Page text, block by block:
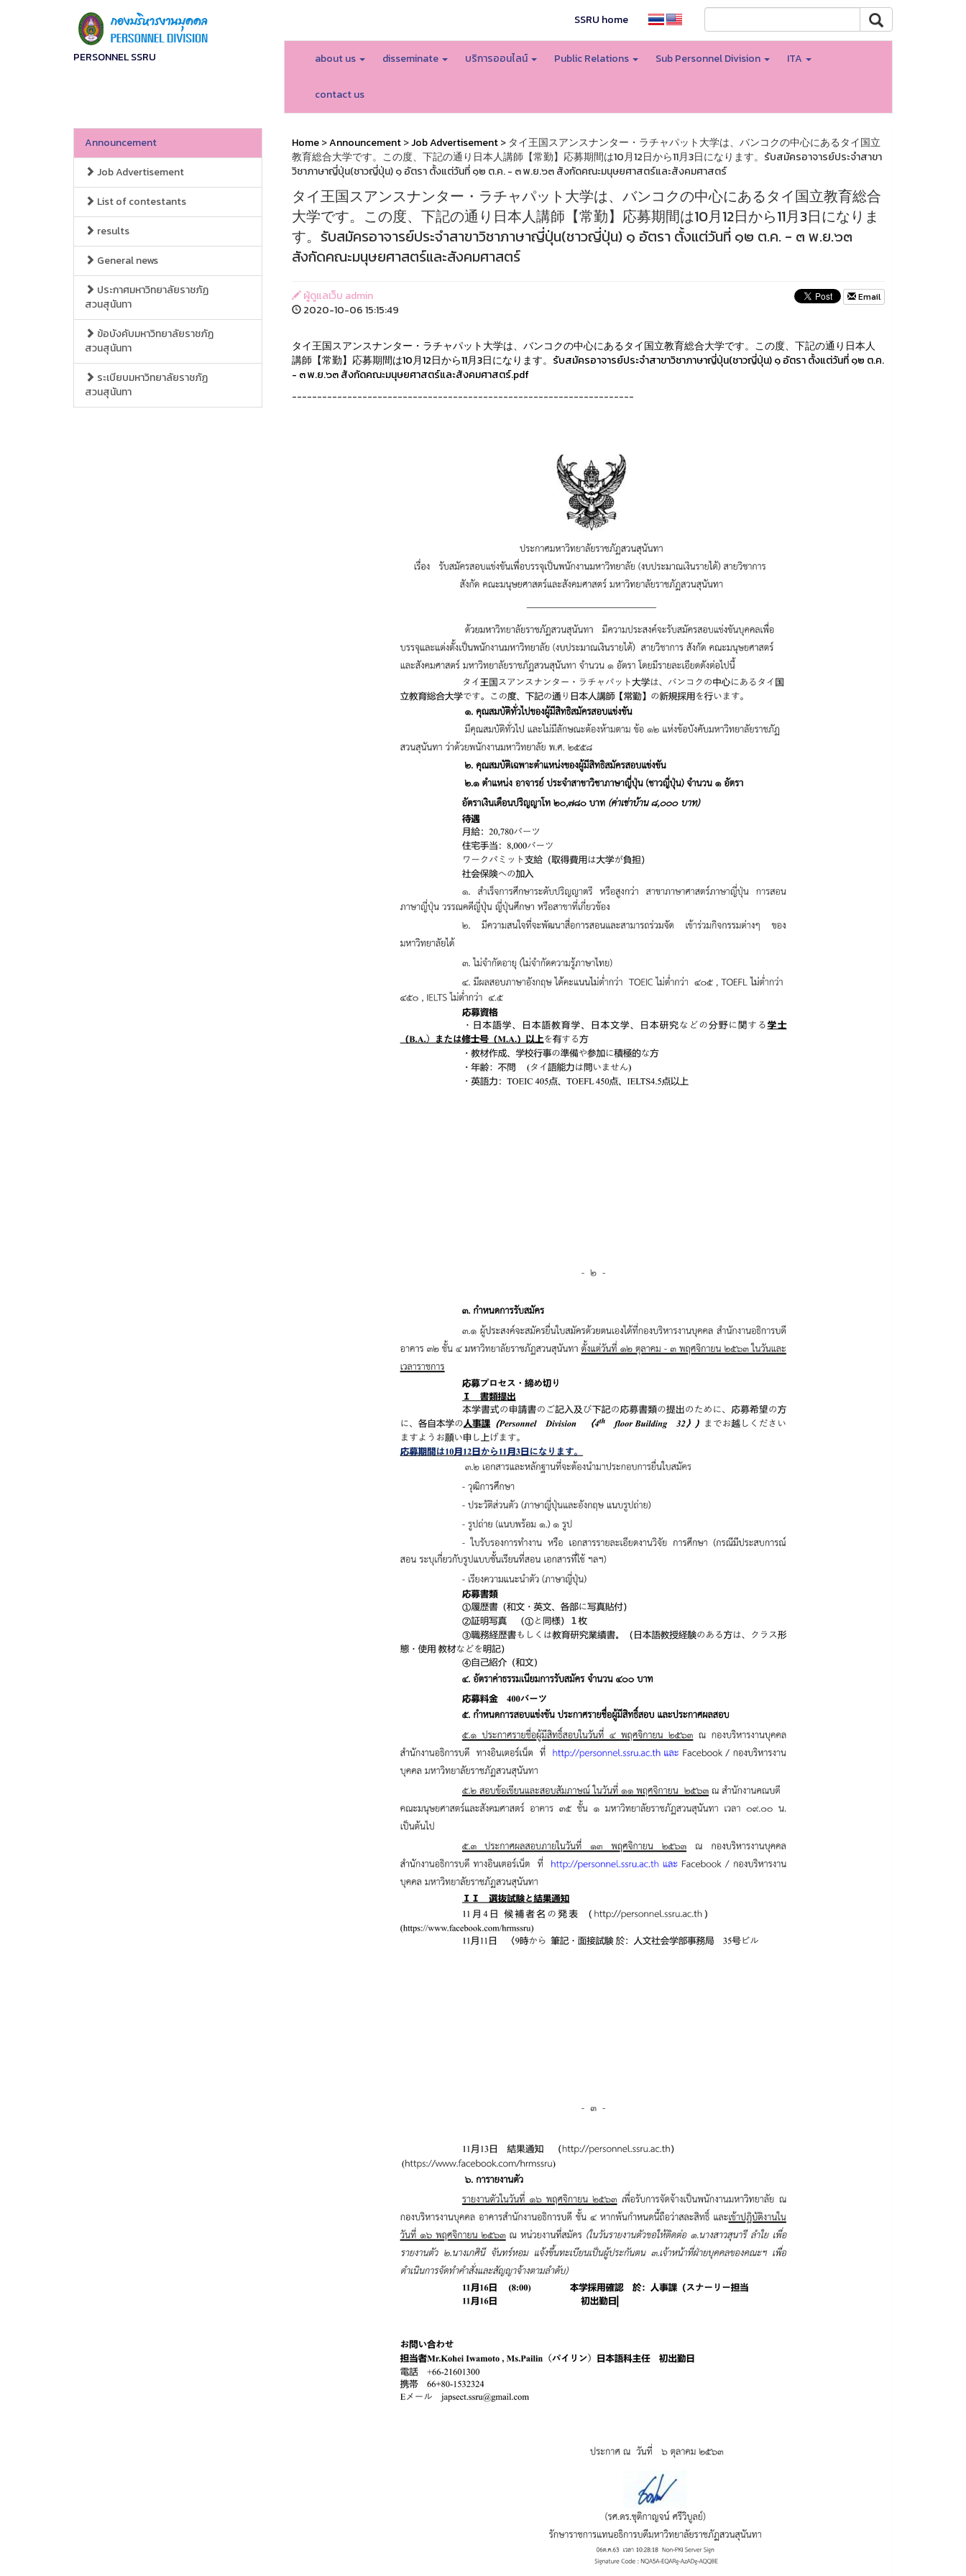
PERSONNEL SSRU
SSRU home
about us disseminate บริการออนไลน์ Public Relations Sub Personnel Division ITA
contact us
Announcement
Job Advertisement
List of contestants
results
General news
ประกาศมหาวิทยาลัยราชภัฏ
สวนสุนันทา
ข้อบังคับมหาวิทยาลัยราชภัฏ
สวนสุนันทา
ระเบียบมหาวิทยาลัยราชภัฏ
สวนสุนันทา
Home>Announcement>Job Advertisement> タイ王国スアンスナンター・ラチャパット大学は、バンコクの中心にあるタイ国立
教育総合大学です。この度、下記の通り日本人講師【常勤】応募期間は10月12日から11月3日になります。รับสมัครอาจารย์ประจำสาขา
วิชาภาษาญี่ปุ่น(ชาวญี่ปุ่น) ๑ อัตรา ตั้งแต่วันที่ ๑๒ ต.ค. - ๓ พ.ย.๖๓ สังกัดคณะมนุษยศาสตร์และสังคมศาสตร์
タイ王国スアンスナンター・ラチャパット大学は、バンコクの中心にあるタイ国立教育総合
大学です。この度、下記の通り日本人講師【常勤】応募期間は10月12日から11月3日になりま
す。รับสมัครอาจารย์ประจำสาขาวิชาภาษาญี่ปุ่น(ชาวญี่ปุ่น) ๑ อัตรา ตั้งแต่วันที่ ๑๒ ต.ค. - ๓ พ.ย.๖๓
สังกัดคณะมนุษยศาสตร์และสังคมศาสตร์
ผู้ดูแลเว็บ admin
2020-10-06 15:15:49
Email
タイ王国スアンスナンター・ラチャパット大学は、バンコクの中心にあるタイ国立教育総合大学です。この度、下記の通り日本人
講師【常勤】応募期間は10月12日から11月3日になります。รับสมัครอาจารย์ประจำสาขาวิชาภาษาญี่ปุ่น(ชาวญี่ปุ่น) ๑ อัตรา ตั้งแต่วันที่ ๑๒ ต.ค.
- ๓ พ.ย.๖๓ สังกัดคณะมนุษยศาสตร์และสังคมศาสตร์.pdf
--------------------------------------------------------------------